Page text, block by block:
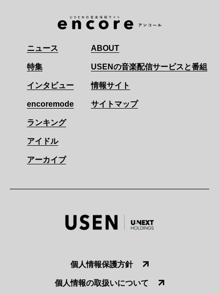
ニュース
特集
インタビュー
encoremode
ランキング
アイドル
アーカイブ
ABOUT
USENの音楽配信サービスと番組
情報サイト
サイトマップ
個人情報保護方針
個人情報の取扱いについて